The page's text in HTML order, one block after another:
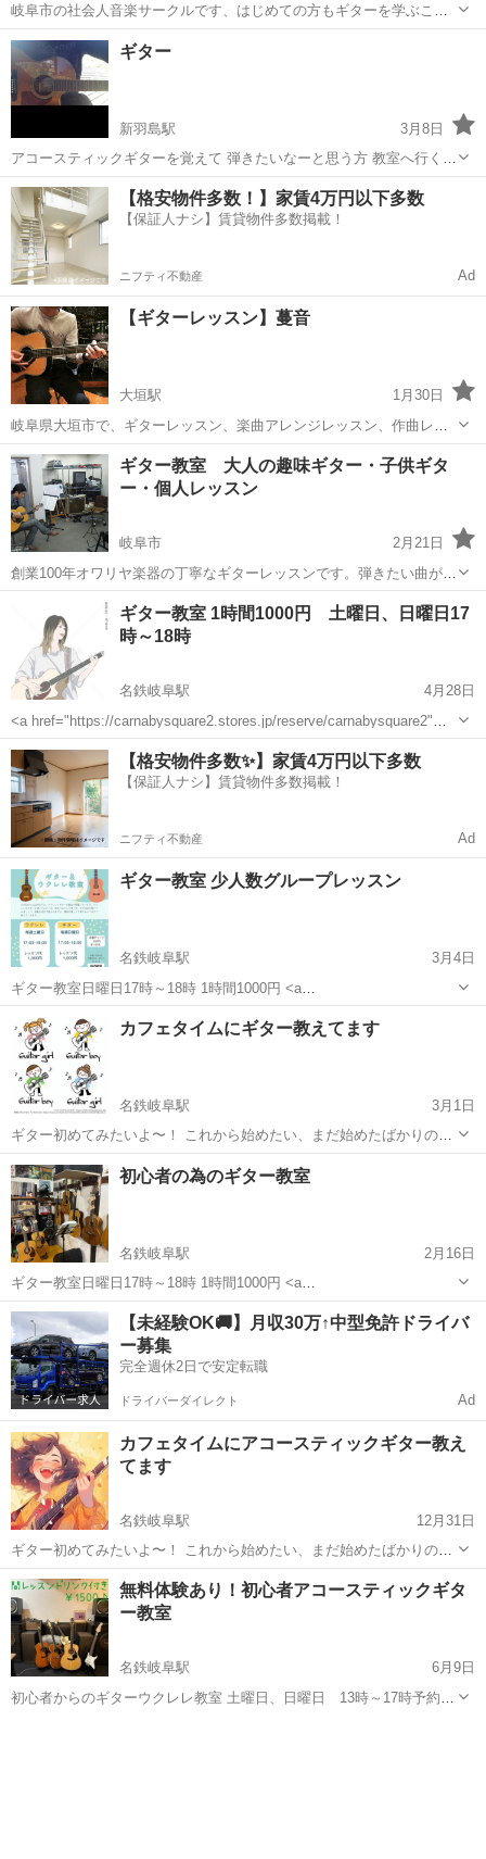
岐阜市の社会人音楽サークルです、はじめての方もギターを学ぶこと
ができます。 通年のコンサートを目標としています。 サークルでの交
岐阜 岐阜市 岐阜駅
ギター
新羽島駅
3月8日
アコースティックギターを覚えて 弾きたいなーと思う方 教室へ行くの
も 月謝 や 一回のレッスンなどを行うにも 高いですよね 僕も初心者だ
けど 河川敷などでギター弾いて遊んでいます 良かったら和気あいあい
と楽しくギターをしませ...
岐阜 大垣市 新羽島駅 ギター アコースティックギター
【格安物件多数！】家賃4万円以下多数
【保証人ナシ】賃貸物件多数掲載！
ニフティ不動産 Ad
【ギターレッスン】蔓音
大垣駅
1月30日
岐阜県大垣市で、ギターレッスン、楽曲アレンジレッスン、作曲レッ
スン、楽曲提供などをしています。 《定額制》 最大3回（1回60分) /
月 個人レッスン ￥12,000 グループレッスン ￥10,000 《チケット
制》 ...
岐阜 大垣市 大垣駅 ギター レッスン
ギター教室 大人の趣味ギター・子供ギタ
ー・個人レッスン
岐阜市
2月21日
創業100年オワリヤ楽器の丁寧なギターレッスンです。弾きたい曲が弾
けるようになる教室です。挫折経験のある方、初めての方、学び方が
適切であればギターは楽しく上手になれます。 アコースティックギタ
ー（アコギ）、エレキギター...
岐阜市 ギター ボサノバ
ギター教室 1時間1000円 土曜日、日曜日17
時～18時
名鉄岐阜駅
4月28日
<a href="https://carnabysquare2.stores.jp/reserve/carnabysquare2"
target="_blank"><img src="https://d3d490cizl1c...
岐阜 岐阜市 名鉄岐阜駅 ギター 貸出
【格安物件多数✨】家賃4万円以下多数
【保証人ナシ】賃貸物件多数掲載！
ニフティ不動産 Ad
ギター教室 少人数グループレッスン
名鉄岐阜駅
3月4日
ギター教室日曜日17時～18時 1時間1000円 <a
href="https://carnabysquare2.stores.jp/reserve/carnabysquare2"
target="_blank"><im...
岐阜 岐阜市 名鉄岐阜駅 ギター 少人数
カフェタイムにギター教えてます
名鉄岐阜駅
3月1日
ギター初めてみたいよ〜！ これから始めたい、まだ始めたばかりの方
お待ちしてます。 営業時間私の手が空いている時だけですがアコース
ティックギター1から教えます。 なのでコーヒー代だけです☕️ ギター
無料貸し出しありますので...
岐阜 岐阜市 名鉄岐阜駅 ギター
初心者の為のギター教室
名鉄岐阜駅
2月16日
ギター教室日曜日17時～18時 1時間1000円 <a
href="https://carnabysquare2.stores.jp/reserve/carnabysquare2"
target="_blank"><im...
岐阜 岐阜市 名鉄岐阜駅 ギター 初心者
【未経験OK🚚】月収30万↑中型免許ドライバ
ー募集
完全週休2日で安定転職
ドライバーダイレクト Ad
カフェタイムにアコースティックギター教え
てます
名鉄岐阜駅
12月31日
ギター初めてみたいよ〜！ これから始めたい、まだ始めたばかりの方
お待ちしてます。 営業時間私の手が空いている時だけですがギター1
から教えます。 なのでコーヒー代だけです☕️ ギター無料貸し出しあり
ますので面白そうだなと思...
岐阜 岐阜市 名鉄岐阜駅 ギター
アコースティックギター
無料体験あり！初心者アコースティックギタ
ー教室
名鉄岐阜駅
6月9日
初心者からのギターウクレレ教室 土曜日、日曜日 13時～17時予約受